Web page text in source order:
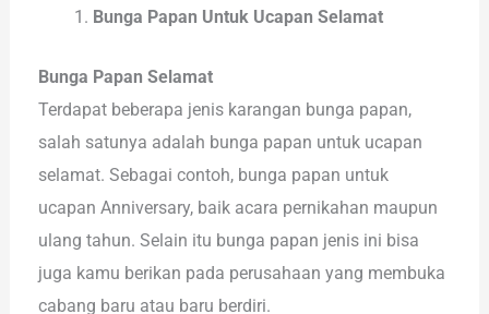
Bunga Papan Untuk Ucapan Selamat
Bunga Papan Selamat
Terdapat beberapa jenis karangan bunga papan,
salah satunya adalah bunga papan untuk ucapan
selamat. Sebagai contoh, bunga papan untuk
ucapan Anniversary, baik acara pernikahan maupun
ulang tahun. Selain itu bunga papan jenis ini bisa
juga kamu berikan pada perusahaan yang membuka
cabang baru atau baru berdiri.